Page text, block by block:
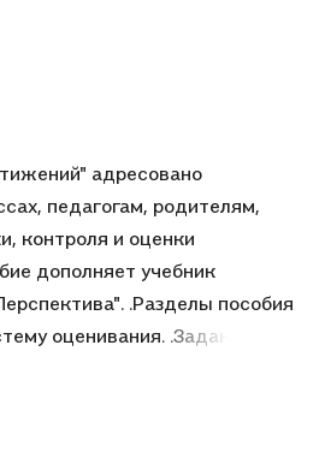
адресовано
педагогам, родителям,
контроля и оценки
дополняет учебник
.Разделы пособия
оценивания. .Задания
сложности: базовом